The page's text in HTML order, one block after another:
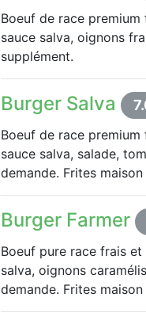
Boeuf de race
sauce salva, oignons
supplément.
Burger Salva
Boeuf de race
sauce salva, salade,
demande. Frites
Burger Farmer
Boeuf pure race frais
salva, oignons
demande. Frites